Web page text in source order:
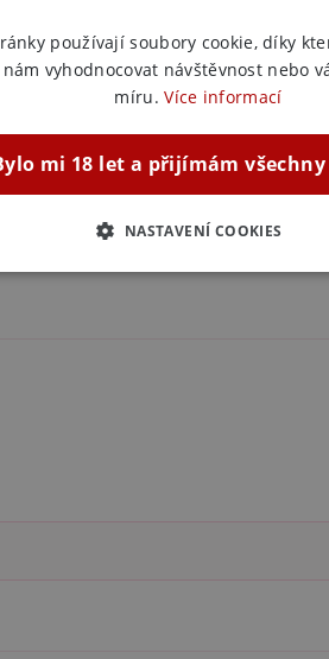
k prádlu a focení. Skvělé pro
používají soubory cookie, díky
vyhodnocovat návštěvnost nebo
míru. Více informací
mi 18 let a přijímám
NASTAVENÍ COOKIES
ANALYTICKÉ
základní funkce webových stránek, jako je
používat.